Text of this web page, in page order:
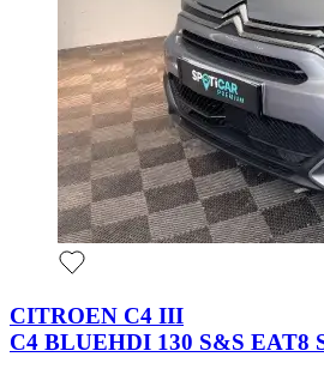
CITROEN C4 III
C4 BLUEHDI 130 S&S EAT8